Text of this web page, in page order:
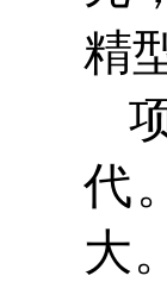
精
代
大